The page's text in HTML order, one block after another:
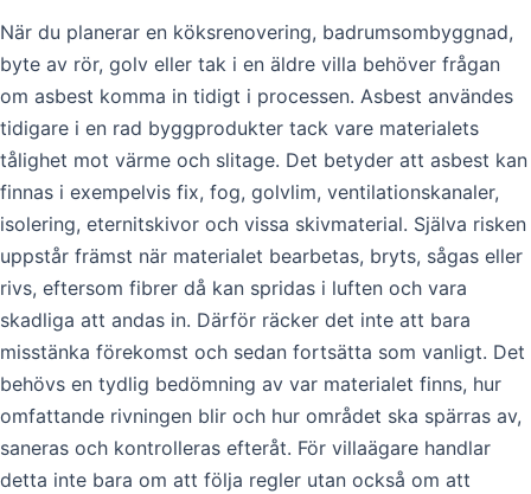
När du planerar en köksrenovering, badrumsombyggnad,
byte av rör, golv eller tak i en äldre villa behöver frågan
om asbest komma in tidigt i processen. Asbest användes
tidigare i en rad byggprodukter tack vare materialets
tålighet mot värme och slitage. Det betyder att asbest kan
finnas i exempelvis fix, fog, golvlim, ventilationskanaler,
isolering, eternitskivor och vissa skivmaterial. Själva risken
uppstår främst när materialet bearbetas, bryts, sågas eller
rivs, eftersom fibrer då kan spridas i luften och vara
skadliga att andas in. Därför räcker det inte att bara
misstänka förekomst och sedan fortsätta som vanligt. Det
behövs en tydlig bedömning av var materialet finns, hur
omfattande rivningen blir och hur området ska spärras av,
saneras och kontrolleras efteråt. För villaägare handlar
detta inte bara om att följa regler utan också om att